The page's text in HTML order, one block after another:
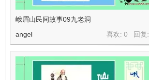
峨眉山民间故事09九老洞
喜欢: 0 回复:
angel